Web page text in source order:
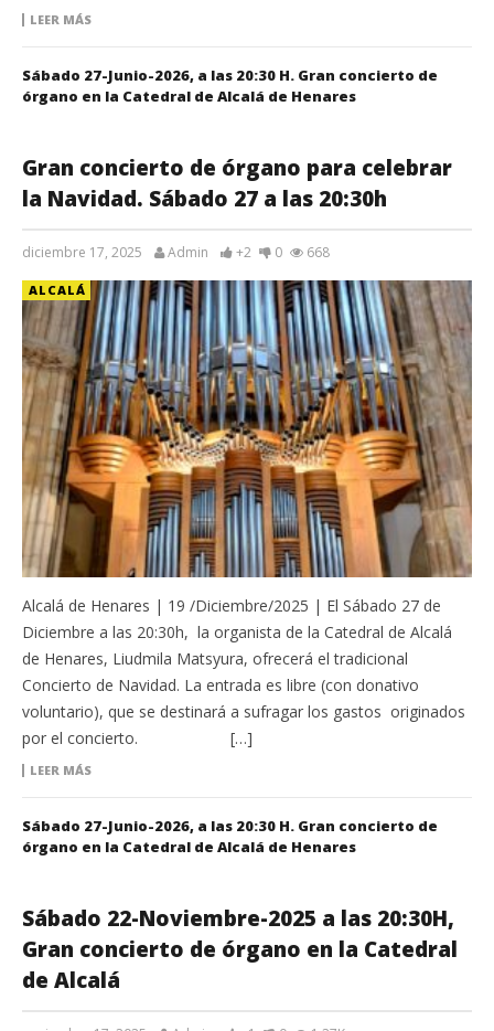
LEER MÁS
Sábado 27-Junio-2026, a las 20:30 H. Gran concierto de
órgano en la Catedral de Alcalá de Henares
Gran concierto de órgano para celebrar
la Navidad. Sábado 27 a las 20:30h
diciembre 17, 2025 Admin +2 0 668
ALCALÁ
Alcalá de Henares | 19 /Diciembre/2025 | El Sábado 27 de
Diciembre a las 20:30h, la organista de la Catedral de Alcalá
de Henares, Liudmila Matsyura, ofrecerá el tradicional
Concierto de Navidad. La entrada es libre (con donativo
voluntario), que se destinará a sufragar los gastos originados
por el concierto. […]
LEER MÁS
Sábado 27-Junio-2026, a las 20:30 H. Gran concierto de
órgano en la Catedral de Alcalá de Henares
Sábado 22-Noviembre-2025 a las 20:30H,
Gran concierto de órgano en la Catedral
de Alcalá